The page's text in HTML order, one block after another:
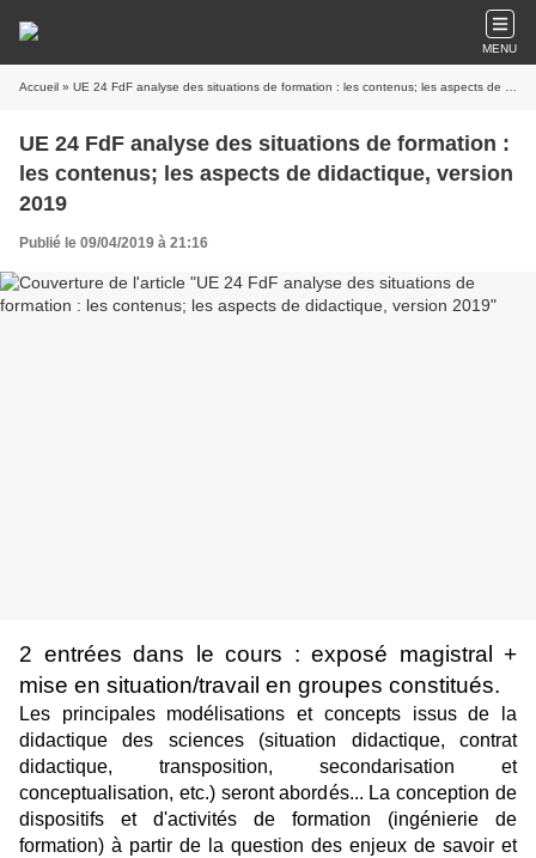
MENU
Accueil » UE 24 FdF analyse des situations de formation : les contenus; les aspects de didactique, version 2019
UE 24 FdF analyse des situations de formation :
les contenus; les aspects de didactique, version
2019
Publié le 09/04/2019 à 21:16
2 entrées dans le cours : exposé magistral +
mise en situation/travail en groupes constitués.
Les principales modélisations et concepts issus de la
didactique des sciences (situation didactique, contrat
didactique, transposition, secondarisation et
conceptualisation, etc.) seront abordés... La conception de
dispositifs et d'activités de formation (ingénierie de
formation) à partir de la question des enjeux de savoir et